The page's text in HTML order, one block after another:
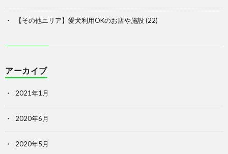
【その他エリア】愛犬利用OKのお店や施設(22)
アーカイブ
2021年1月
2020年6月
2020年5月